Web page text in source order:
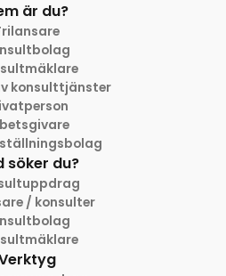
är du?
konsulttjänster
söker du?
/ konsulter